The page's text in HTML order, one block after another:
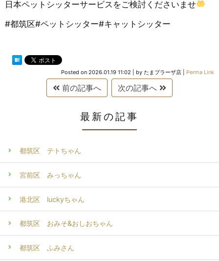
日本ペットシッターサービスをご検討くださいませ
#都筑区#ペットシッター#キャットシッター
Posted on 2026.01.19 11:02 by たまプラーザ店 Perma Link
前の記事へ 次の記事へ
最新の記事
都筑区 テトちゃん
宮前区 みっちゃん
港北区 luckyちゃん
都筑区 おみそ&おしおちゃん
都筑区 ふみさん